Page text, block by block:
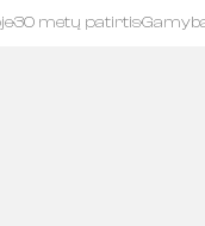
·30 metų patirtis·